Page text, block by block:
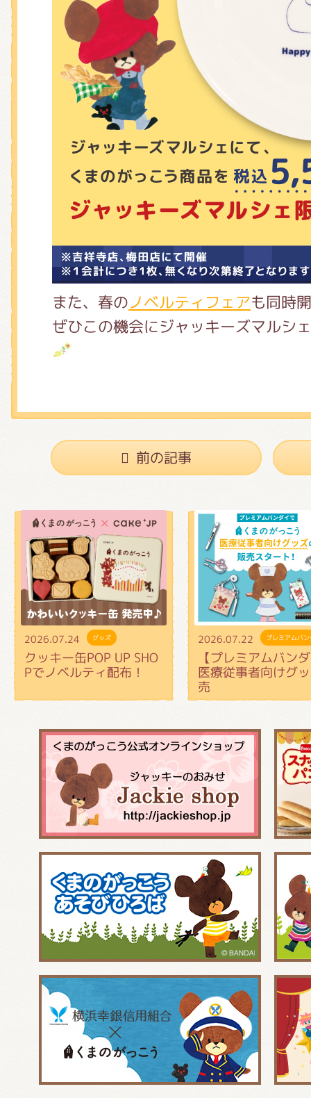
また、春のノベルティフェアも同時
ぜひこの機会にジャッキーズマルシ
前の記事
2026.07.24 グッズ
クッキー缶POP UP SHO
Pでノベルティ配布！
2026.07.22 プレミアムバ
【プレミアムバン
医療従事者向けグ
売